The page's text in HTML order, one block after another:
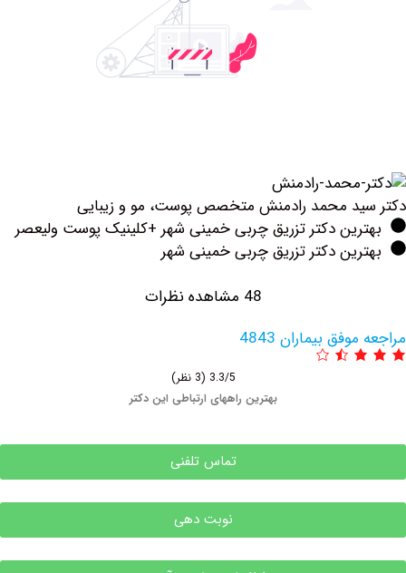
محمد رادمنش متخصص پوست، مو و زیبایی
دکتر تزریق چربی خمینی شهر +کلینیک پوست ولیعصر
دکتر تزریق چربی خمینی شهر
بیماران 4843
بهترین راههای ارتباطی این دکتر
تماس تلفنی
نوبت دهی